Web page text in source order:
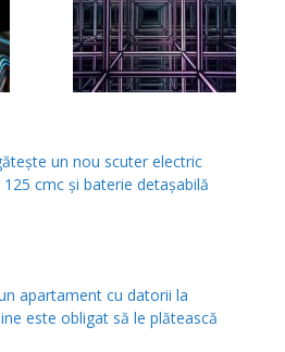
un nou scuter electric
cmc și baterie detașabilă
apartament cu datorii la
este obligat să le plătească